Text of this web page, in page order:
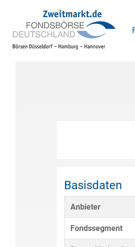
Basisdaten
Anbieter
Fondssegment